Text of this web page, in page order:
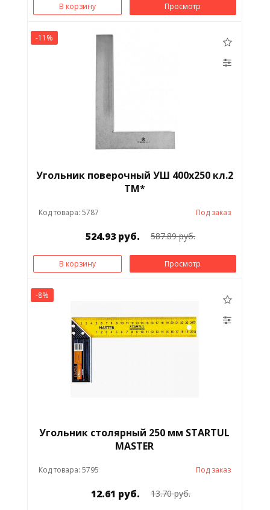
В корзину Просмотр
-11%
Угольник поверочный УШ 400х250 кл.2
ТМ*
Код товара: 5787 Под заказ
524.93 руб. 587.89 руб.
В корзину Просмотр
-8%
Угольник столярный 250 мм STARTUL
MASTER
Код товара: 5795 Под заказ
12.61 руб. 13.70 руб.